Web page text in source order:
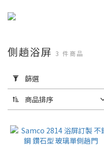
用
篩
選
(0/20)
品
牌
側趟浴屏 3 件商品
篩選
商品排序